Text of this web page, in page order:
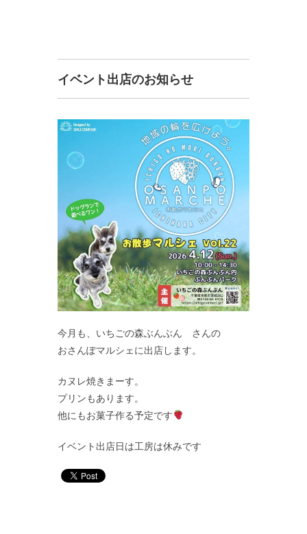
イベント出店のお知らせ
今月も、いちごの森ぶんぶん さんの
おさんぽマルシェに出店します。
カヌレ焼きまーす。
プリンもあります。
他にもお菓子作る予定です
イベント出店日は工房は休みです